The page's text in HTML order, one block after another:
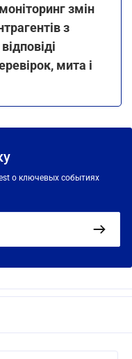
змін
з
мита і
о ключевых событиях